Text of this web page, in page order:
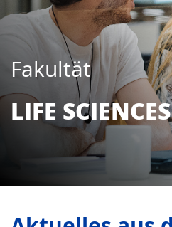
Fakultät
LIFE SCIEN­CES